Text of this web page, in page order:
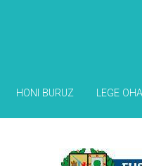
HONI BURUZ LEGE